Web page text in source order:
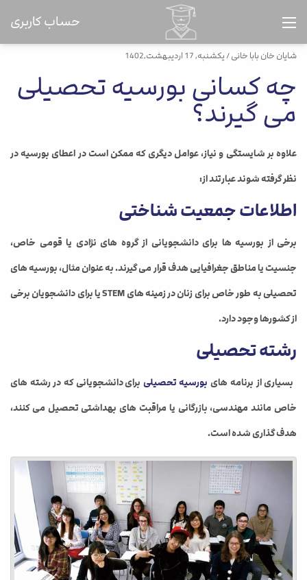
حساب کاربری
شایان خان بابا خانی/ یکشنبه, 17 اردیبهشت,1402
چه کسانی بورسیه تحصیلی
می گیرند؟
علاوه بر شایستگی و نیاز، عوامل دیگری که ممکن است در اعطای بورسیه در
نظر گرفته شوند عبارتند از:
اطلاعات جمعیت شناختی
برخی از بورسیه ها برای دانشجویانی از گروه های نژادی یا قومی خاص،
جنسیت یا مناطق جغرافیایی هدف قرار می گیرند. به عنوان مثال، بورسیه های
تحصیلی به طور خاص برای زنان در زمینه های STEM یا برای دانشجویان برخی
از کشورها وجود دارد.
رشته تحصیلی
بسیاری از برنامه هایبورسیه تحصیلی برای دانشجویانی که در رشته های
خاص مانند مهندسی، بازرگانی یا مراقبت های بهداشتی تحصیل می کنند،
هدف گذاری شده است.